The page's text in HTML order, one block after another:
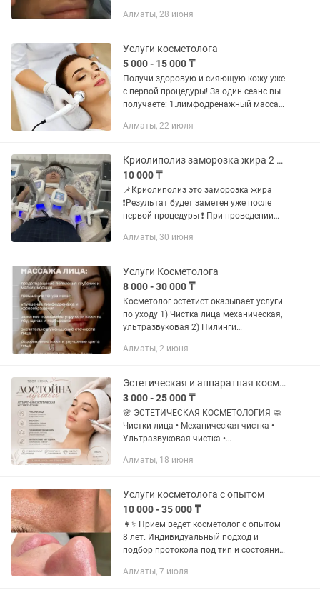
цвета ,питания кожи, от пост .акне
Алматы, 28 июня
Услуги косметолога
5 000 - 15 000 ₸
Получи здоровую и сияющую кожу уже
с первой процедуры! За один сеанс вы
получаете: 1.лимфодренажный массаж
чистку лица 4.глубокое питание и
Алматы, 22 июля
Криолиполиз заморозка жира 2 насадки
10 000 ₸
📌Криолиполиз это заморозка жира
❗Результат будет заметен уже после
первой процедуры ❗ При проведении
месяц вы достигнете эффекта, к
Алматы, 30 июня
Услуги Косметолога
8 000 - 30 000 ₸
Косметолог эстетист оказывает услуги
по уходу 1) Чистка лица механическая,
ультразвуковая 2) Пилинги
4) Комбинированный массаж лица,
Алматы, 2 июня
Эстетическая и аппаратная космическая. Чистка и пилинг лица.
3 000 - 25 000 ₸
🌸 ЭСТЕТИЧЕСКАЯ КОСМЕТОЛОГИЯ 🧼
Чистки лица • Механическая чистка •
Ультразвуковая чистка •
Атравматическая чистка ✔ Глубокое
точек и...
Алматы, 18 июня
Услуги косметолога с опытом
10 000 - 35 000 ₸
👩⚕️ Прием ведет косметолог с опытом
8 лет. Индивидуальный подход и
подбор протокола под тип и состояние
запросами: • высыпания и акне •
Алматы, 7 июля